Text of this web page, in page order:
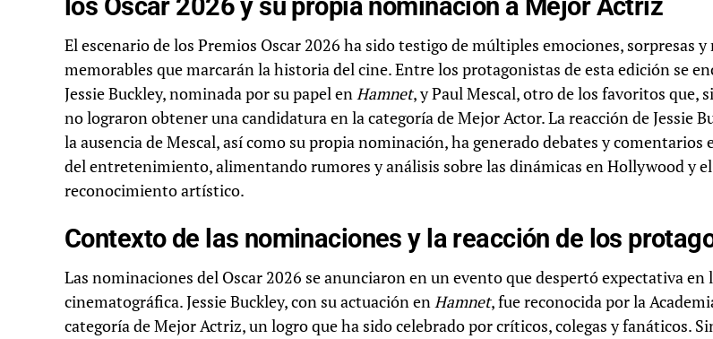
los Oscar 2026 y su propia nominación a Mejor Actriz
El escenario de los Premios Oscar 2026 ha sido testigo de múltiples emociones, sorpresas
memorables que marcarán la historia del cine. Entre los protagonistas de esta edición se
Jessie Buckley, nominada por su papel enHamnet, y Paul Mescal, otro de los favoritos que,
no lograron obtener una candidatura en la categoría de Mejor Actor. La reacción de Jessie
la ausencia de Mescal, así como su propia nominación, ha generado debates y comentarios
del entretenimiento, alimentando rumores y análisis sobre las dinámicas en Hollywood y el
reconocimiento artístico.
Contexto de las nominaciones y la reacción de los
Las nominaciones del Oscar 2026 se anunciaron en un evento que despertó expectativa
cinematográfica. Jessie Buckley, con su actuación enHamnet, fue reconocida por la
categoría de Mejor Actriz, un logro que ha sido celebrado por críticos, colegas y fanáticos.